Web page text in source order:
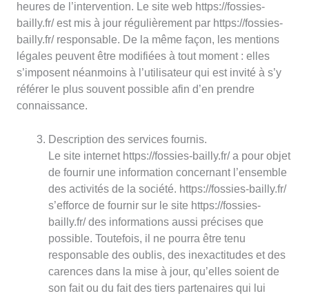
heures de l’intervention. Le site web https://fossies-
bailly.fr/ est mis à jour régulièrement par https://fossies-
bailly.fr/ responsable. De la même façon, les mentions
légales peuvent être modifiées à tout moment : elles
s’imposent néanmoins à l’utilisateur qui est invité à s’y
référer le plus souvent possible afin d’en prendre
connaissance.
Description des services fournis.
Le site internet https://fossies-bailly.fr/ a pour objet
de fournir une information concernant l’ensemble
des activités de la société. https://fossies-bailly.fr/
s’efforce de fournir sur le site https://fossies-
bailly.fr/ des informations aussi précises que
possible. Toutefois, il ne pourra être tenu
responsable des oublis, des inexactitudes et des
carences dans la mise à jour, qu’elles soient de
son fait ou du fait des tiers partenaires qui lui